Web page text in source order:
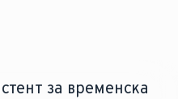
за временска